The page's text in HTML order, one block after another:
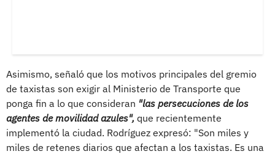
Asimismo, señaló que los motivos principales del gremio
de taxistas son exigir al Ministerio de Transporte que
ponga fin a lo que consideran "las persecuciones de los
agentes de movilidad azules", que recientemente
implementó la ciudad. Rodríguez expresó: "Son miles y
miles de retenes diarios que afectan a los taxistas. Es una